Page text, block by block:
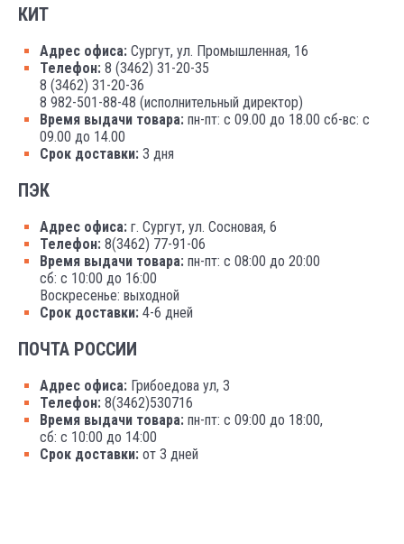
КИТ
Адрес офиса: Сургут, ул. Промышленная, 16
Телефон: 8 (3462) 31-20-35
8 (3462) 31-20-36
8 982-501-88-48 (исполнительный директор)
Время выдачи товара: пн-пт: с 09.00 до 18.00 сб-вс: с
09.00 до 14.00
Срок доставки: 3 дня
ПЭК
Адрес офиса: г. Сургут, ул. Сосновая, 6
Телефон: 8(3462) 77-91-06
Время выдачи товара: пн-пт: с 08:00 до 20:00
сб: с 10:00 до 16:00
Воскресенье: выходной
Срок доставки: 4-6 дней
ПОЧТА РОССИИ
Адрес офиса: Грибоедова ул, 3
Телефон: 8(3462)530716
Время выдачи товара: пн-пт: с 09:00 до 18:00,
сб: с 10:00 до 14:00
Срок доставки: от 3 дней